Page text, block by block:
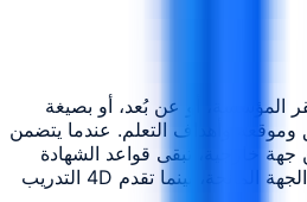
المؤسسة، أو عن بُعد، أو بصيغة
وأهداف التعلم. عندما يتضمن
جهة خارجية، تبقى قواعد الشهادة
ورسومها خاضعة لسياسات الجهة المانحة، بينما تقدم 4D التدريب